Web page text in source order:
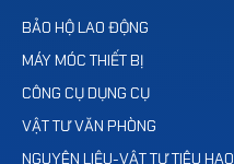
BẢO HỘ LAO ĐỘNG
MÁY MÓC THIẾT BỊ
CÔNG CỤ DỤNG CỤ
VẬT TƯ VĂN PHÒNG
NGUYÊN LIỆU-VẬT TƯ TIÊU HAO